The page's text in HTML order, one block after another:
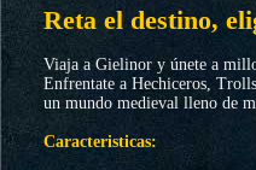
Reta el destino,
Viaja a Gielinor y únete a
Enfrentate a Hechiceros,
un mundo medieval lleno de
Caracteristicas: